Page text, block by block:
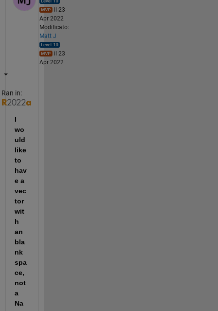
il 23
Apr 2022
Modificato:
Matt J
il 23
Apr 2022
Ran in:
I
wo
uld
like
to
hav
e a
vec
tor
wit
h
an
bla
nk
spa
ce,
not
a
Na